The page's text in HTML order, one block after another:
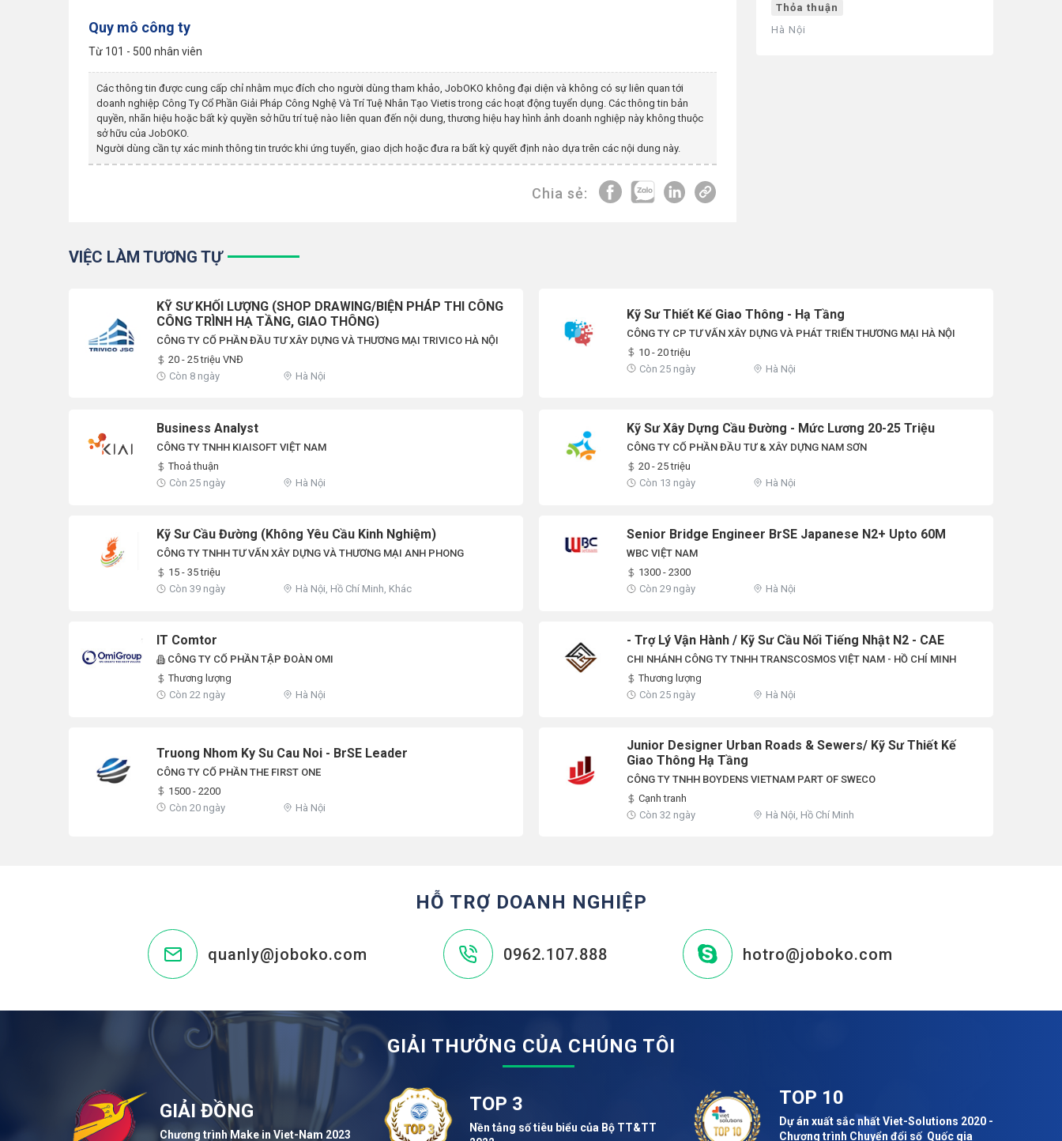
Quy mô công ty
Từ 101 - 500 nhân viên
Các thông tin được cung cấp chỉ nhằm mục đích cho người dùng tham khảo, JobOKO không đại diện và không có sự liên quan tới
doanh nghiệp Công Ty Cổ Phần Giải Pháp Công Nghệ Và Trí Tuệ Nhân Tạo Vietistrong các hoạt động tuyển dụng. Các thông tin bản
quyền, nhãn hiệu hoặc bất kỳ quyền sở hữu trí tuệ nào liên quan đến nội dung, thương hiệu hay hình ảnh doanh nghiệp này không thuộc
sở hữu của JobOKO.
Người dùng cần tự xác minh thông tin trước khi ứng tuyển, giao dịch hoặc đưa ra bất kỳ quyết định nào dựa trên các nội dung này.
Chia sẻ:
Thỏa thuận
Hà Nội
VIỆC LÀM TƯƠNG TỰ
KỸ SƯ KHỐI LƯỢNG (SHOP DRAWING/BIỆN PHÁP THI CÔNG
CÔNG TRÌNH HẠ TẦNG, GIAO THÔNG)
CÔNG TY CỔ PHẦN ĐẦU TƯ XÂY DỰNG VÀ THƯƠNG MẠI TRIVICO HÀ NỘI
20 - 25 triệu VNĐ
Còn 8 ngày
Hà Nội
Kỹ Sư Thiết Kế Giao Thông - Hạ Tầng
CÔNG TY CP TƯ VẤN XÂY DỰNG VÀ PHÁT TRIỂN THƯƠNG MẠI HÀ NỘI
10 - 20 triệu
Còn 25 ngày
Hà Nội
Business Analyst
CÔNG TY TNHH KIAISOFT VIỆT NAM
Thoả thuận
Còn 25 ngày
Hà Nội
Kỹ Sư Xây Dựng Cầu Đường - Mức Lương 20-25 Triệu
CÔNG TY CỔ PHẦN ĐẦU TƯ & XÂY DỰNG NAM SƠN
20 - 25 triệu
Còn 13 ngày
Hà Nội
Kỹ Sư Cầu Đường (Không Yêu Cầu Kinh Nghiệm)
CÔNG TY TNHH TƯ VẤN XÂY DỰNG VÀ THƯƠNG MẠI ANH PHONG
15 - 35 triệu
Còn 39 ngày
Hà Nội, Hồ Chí Minh, Khác
Senior Bridge Engineer BrSE Japanese N2+ Upto 60M
WBC VIỆT NAM
1300 - 2300
Còn 29 ngày
Hà Nội
IT Comtor
CÔNG TY CỔ PHẦN TẬP ĐOÀN OMI
Thương lượng
Còn 22 ngày
Hà Nội
- Trợ Lý Vận Hành / Kỹ Sư Cầu Nối Tiếng Nhật N2 - CAE
CHI NHÁNH CÔNG TY TNHH TRANSCOSMOS VIỆT NAM - HỒ CHÍ MINH
Thương lượng
Còn 25 ngày
Hà Nội
Truong Nhom Ky Su Cau Noi - BrSE Leader
CÔNG TY CỔ PHẦN THE FIRST ONE
1500 - 2200
Còn 20 ngày
Hà Nội
Junior Designer Urban Roads & Sewers/ Kỹ Sư Thiết Kế
Giao Thông Hạ Tầng
CÔNG TY TNHH BOYDENS VIETNAM PART OF SWECO
Cạnh tranh
Còn 32 ngày
Hà Nội, Hồ Chí Minh
HỖ TRỢ DOANH NGHIỆP
quanly@joboko.com 0962.107.888 hotro@joboko.com
GIẢI THƯỞNG CỦA CHÚNG TÔI
GIẢI ĐỒNG
Chương trình Make in Viet-Nam 2023
TOP 3
Nền tảng số tiêu biểu của Bộ TT&TT
TOP 10
Dự án xuất sắc nhất Viet-Solutions 2020 -
Chương trình Chuyển đổi số Quốc gia